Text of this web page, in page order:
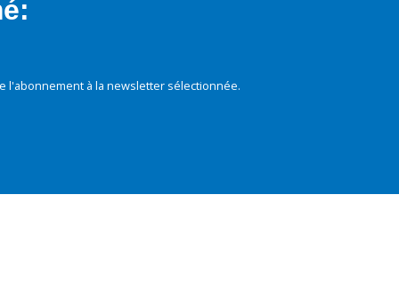
à la newsletter sélectionnée.